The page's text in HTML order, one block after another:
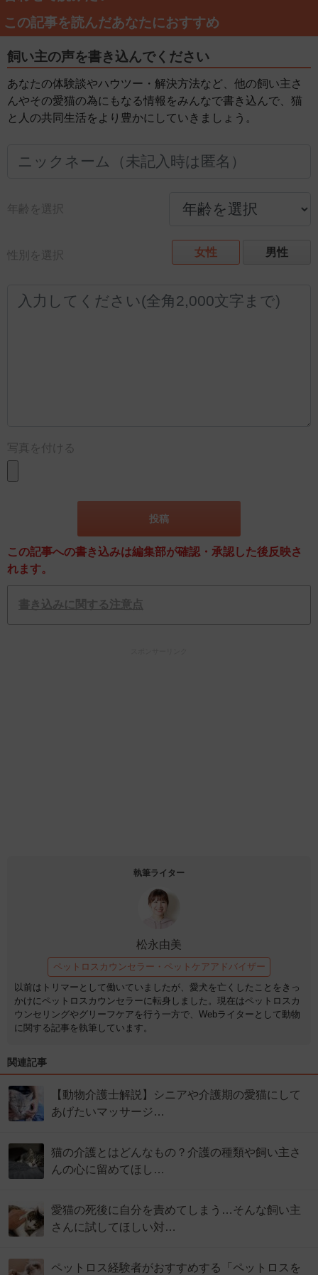
この記事を読んだあなたにおすすめ
飼い主の声を書き込んでください
あなたの体験談やハウツー・解決方法など、他の飼い主さ
んやその愛猫の為にもなる情報をみんなで書き込んで、猫
と人の共同生活をより豊かにしていきましょう。
年齢を選択
性別を選択 女性 男性
写真を付ける
この記事への書き込みは編集部が確認・承認した後反映さ
れます。
書き込みに関する注意点
執筆ライター
松永由美
ペットロスカウンセラー・ペットケアアドバイザー
以前はトリマーとして働いていましたが、愛犬を亡くしたことをきっ
かけにペットロスカウンセラーに転身しました。現在はペットロスカ
ウンセリングやグリーフケアを行う一方で、Webライターとして動物
に関する記事を執筆しています。
関連記事
【動物介護士解説】シニアや介護期の愛猫にして
あげたいマッサージ…
猫の介護とはどんなもの？介護の種類や飼い主さ
んの心に留めてほし…
愛猫の死後に自分を責めてしまう…そんな飼い主
さんに試してほしい対…
ペットロス経験者がおすすめする「ペットロスを